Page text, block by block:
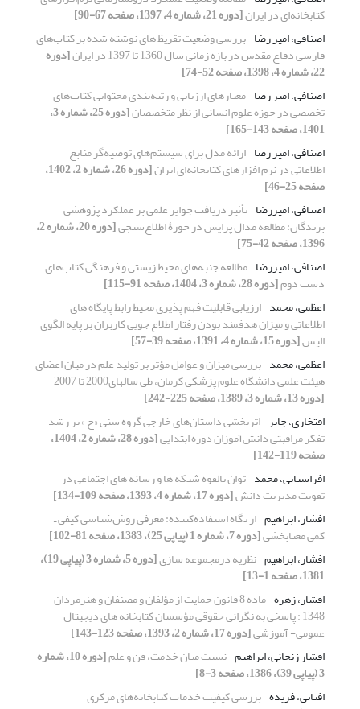
کتابخانه‌ای در ایران[دوره 21، شماره 4، 1397، صفحه 67-90]
اصنافی، امیر رضا بررسی وضعیت تقریظ های نوشته شده بر کتاب‌های
فارسی دفاع مقدس در بازه زمانی سال 1360 تا 1397 در ایران [دوره
22، شماره 4، 1398، صفحه 52-74]
اصنافی، امیر رضا معیارهای ارزیابی و رتبه‌بندی محتوایی کتاب‌های
تخصصی در حوزه‌ علوم انسانی از نظر متخصصان [دوره 25، شماره 3،
1401، صفحه 143-165]
اصنافی، امیر رضا ارائه مدل برای سیستم‌های توصیه‌گر منابع
اطلاعاتی در نرم افزارهای کتابخانه‌ای ایران [دوره 26، شماره 2، 1402،
صفحه 25-46]
اصنافی، امیررضا تأثیر دریافت جوایز علمی بر عملکرد پژوهشی
برندگان: مطالعه مدال پرایس در حوزۀ اطلاع‌سنجی [دوره 20، شماره 2،
1396، صفحه 42-75]
اصنافی، امیررضا مطالعه جنبه‌های محیط زیستی و فرهنگی کتاب‌های
دست دوم[دوره 28، شماره 3، 1404، صفحه 91-115]
اعظمی، محمد ارزیابی قابلیت فهم پذیری محیط رابط پایگاه های
اطلاعاتی و میزان هدفمند بودن رفتار اطلاع جویی کاربران بر پایه الگوی
الیس[دوره 15، شماره 4، 1391، صفحه 39-57]
اعظمی، محمد بررسی میزان و عوامل مؤثر بر تولید علم در میان اعضای
هیئت علمی دانشگاه علوم پزشکی کرمان، طی سالهای2000 تا 2007
[دوره 13، شماره 3، 1389، صفحه 225-242]
افتخاری، جابر اثربخشی داستان­‌های خارجی گروه سنی «ج » بر رشد
تفکر مراقبتی دانش‌­آموزان دوره ابتدایی [دوره 28، شماره 2، 1404،
صفحه 119-142]
افراسیابی، محمد توان بالقوه شبکه ها و رسانه های اجتماعی در
تقویت مدیریت دانش[دوره 17، شماره 4، 1393، صفحه 109-134]
افشار، ابراهیم از نگاه استفاده‌کننده: معرفی روش‌شناسی کیفی ـ
کم‍ّی معنابخشی[دوره 7، شماره 1 (پیاپی 25)، 1383، صفحه 81-102]
افشار، ابراهیم نظریه درمجموعه سازی [دوره 5، شماره 3 (پیاپی 19)،
1381، صفحه 1-13]
افشار، زهره
ماده 8 قانون حمایت از مؤلفان و مصنفان و هنرمردان
1348 : پاسخی به نگرانی حقوقی مؤسسان کتابخانه های دیجیتال
عمومی- آموزشی[دوره 17، شماره 2، 1393، صفحه 123-143]
افشار زنجانی، ابراهیم نسبت میان خدمت، فن و علم [دوره 10، شماره
3 (پیاپی 39)، 1386، صفحه 3-8]
افنانی، فریده بررسی کیفیت خدمات کتابخانه‌های مرکزی